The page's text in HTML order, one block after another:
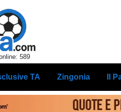
589
TA Zingonia Il